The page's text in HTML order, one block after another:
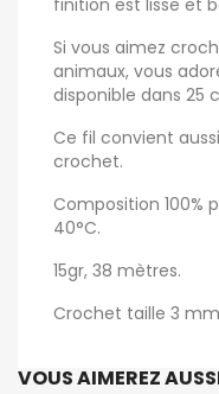
finition est lisse et
Si vous aimez
animaux, vous
disponible dans 25
Ce fil convient
crochet.
Composition 100%
40°C.
15gr, 38 mètres.
Crochet taille 3
VOUS AIMEREZ